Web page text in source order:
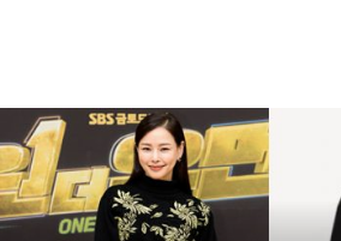
하
늬
패
션